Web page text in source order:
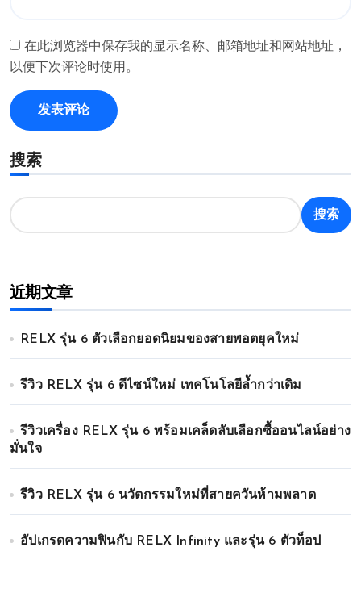
在此浏览器中保存我的显示名称、邮箱地址和网站地址，
以便下次评论时使用。
搜索
搜索
近期文章
RELX รุ่น 6 ตัวเลือกยอดนิยมของสายพอตยุคใหม่
รีวิว RELX รุ่น 6 ดีไซน์ใหม่ เทคโนโลยีล้ำกว่าเดิม
รีวิวเครื่อง RELX รุ่น 6 พร้อมเคล็ดลับเลือกซื้ออนไลน์อย่าง
มั่นใจ
รีวิว RELX รุ่น 6 นวัตกรรมใหม่ที่สายควันห้ามพลาด
อัปเกรดความฟินกับ RELX Infinity และรุ่น 6 ตัวท็อป